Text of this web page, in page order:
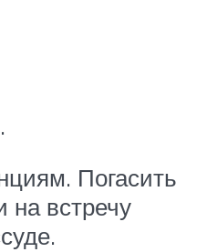
Погасить
встречу